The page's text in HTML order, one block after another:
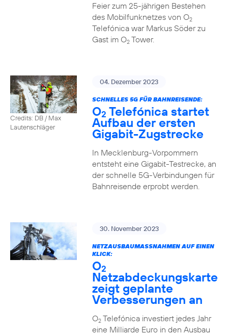
Feier zum 25-jährigen Bestehen
des Mobilfunknetzes von O2
Telefónica war Markus Söder zu
Gast im O2Tower.
Credits: DB / Max
Lautenschläger
04. Dezember 2023
SCHNELLES 5G FÜR BAHNREISENDE:
O2 Telefónica startet
Aufbau der ersten
Gigabit-Zugstrecke
In Mecklenburg-Vorpommern
entsteht eine Gigabit-Testrecke, an
der schnelle 5G-Verbindungen für
Bahnreisende erprobt werden.
30. November 2023
NETZAUSBAUMASSNAHMEN AUF EINEN K
LICK:
O2
Netzabdeckungskarte
zeigt geplante
Verbesserungen an
O2Telefónica investiert jedes Jahr
eine Milliarde Euro in den Ausbau